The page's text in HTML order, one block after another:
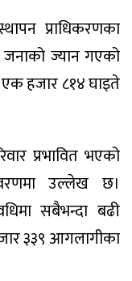
प्राधिकरणका
जनाको ज्यान गएको
हजार ८१४ घाइते
प्रभावित भएको
उल्लेख छ।
सबैभन्दा बढी
३३९ आगलागीका